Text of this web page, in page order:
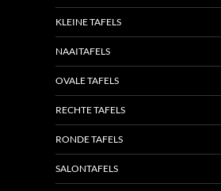
KLEINE TAFELS
NAAITAFELS
OVALE TAFELS
RECHTE TAFELS
RONDE TAFELS
SALONTAFELS